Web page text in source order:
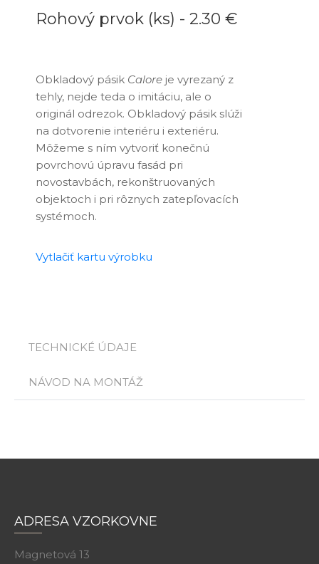
Rohový prvok (ks) - 2.30 €
Obkladový pásik Calore je vyrezaný z
tehly, nejde teda o imitáciu, ale o
originál odrezok. Obkladový pásik slúži
na dotvorenie interiéru i exteriéru.
Môžeme s ním vytvoriť konečnú
povrchovú úpravu fasád pri
novostavbách, rekonštruovaných
objektoch i pri rôznych zatepľovacích
systémoch.
Vytlačiť kartu výrobku
TECHNICKÉ ÚDAJE
NÁVOD NA MONTÁŽ
ADRESA VZORKOVNE
Magnetová 13